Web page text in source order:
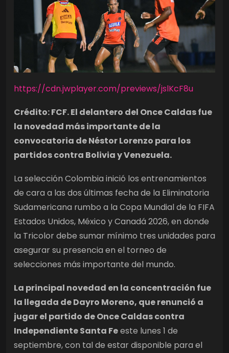
https://cdn.jwplayer.com/previews/jslKcF8u
Crédito: FCF. El delantero del Once Caldas fue
la novedad más importante de la
convocatoria de Néstor Lorenzo para los
partidos contra Bolivia y Venezuela.
La selección Colombia inició los entrenamientos
de cara a las dos últimas fecha de la Eliminatoria
Sudamericana rumbo a la Copa Mundial de la FIFA
Estados Unidos, México y Canadá 2026, en donde
la Tricolor debe sumar mínimo tres unidades para
asegurar su presencia en el torneo de
selecciones más importante del mundo.
La principal novedad en la concentración fue
la llegada de Dayro Moreno, que renunció a
jugar el partido de Once Caldas contra
Independiente Santa Feeste lunes 1 de
septiembre, con tal de estar disponible para el